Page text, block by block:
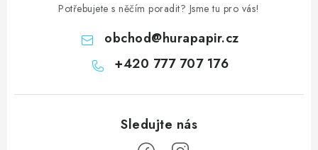
Potřebujete s něčím poradit? Jsme tu pro vás!
obchod@hurapapir.cz
+420 777 707 176